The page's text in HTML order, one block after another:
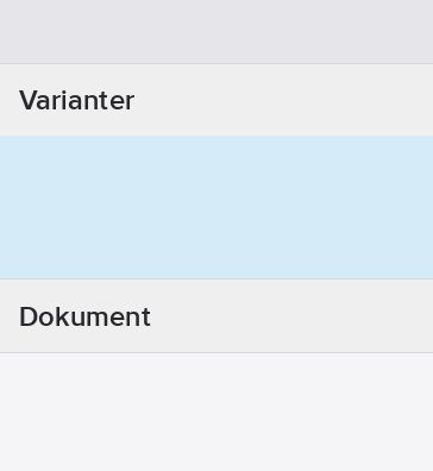
Varianter
Dokument